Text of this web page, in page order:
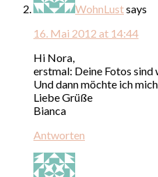
WohnLustsays
16. Mai 2012 at 14:44
Hi Nora,
erstmal: Deine Fotos sind
Und dann möchte ich
Liebe Grüße
Bianca
Antworten